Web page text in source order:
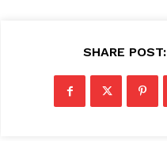
SHARE POST: